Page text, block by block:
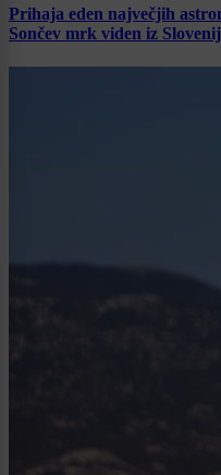
Prihaja eden največjih
Sončev mrk viden iz